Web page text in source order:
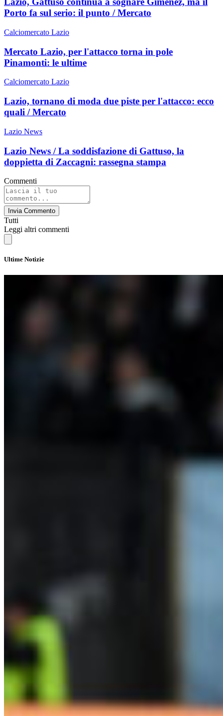
Porto fa sul serio: il punto / Mercato
Calciomercato Lazio
Mercato Lazio, per l'attacco torna in pole
Pinamonti: le ultime
Calciomercato Lazio
Lazio, tornano di moda due piste per l'attacco: ecco
quali / Mercato
Lazio News
Lazio News / La soddisfazione di Gattuso, la
doppietta di Zaccagni: rassegna stampa
Commenti
Invia Commento
Tutti
Leggi altri commenti
Ultime Notizie